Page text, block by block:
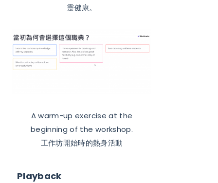
靈健康。
A warm-up exercise at the
beginning of the workshop.
工作坊開始時的熱身活動
Playback